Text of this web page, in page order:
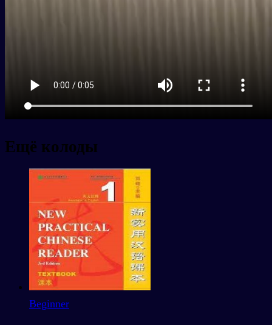
Ещё колоды
Beginner